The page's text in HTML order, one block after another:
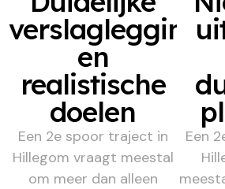
verslaglegging
en
realistische
doelen
Een 2e spoor traject in
Hillegom vraagt meestal
om meer dan alleen
Een